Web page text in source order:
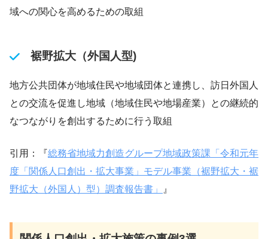
域への関心を高めるための取組
裾野拡大（外国人型)
地方公共団体が地域住民や地域団体と連携し、訪日外国人
との交流を促進し地域（地域住民や地場産業）との継続的
なつながりを創出するために行う取組
引用：『 総務省地域力創造グループ地域政策課「令和元年
度「関係人口創出・拡大事業」モデル事業（裾野拡大・裾
野拡大（外国人）型）調査報告書」
』